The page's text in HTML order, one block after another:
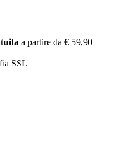
a partire da € 59,90
SSL